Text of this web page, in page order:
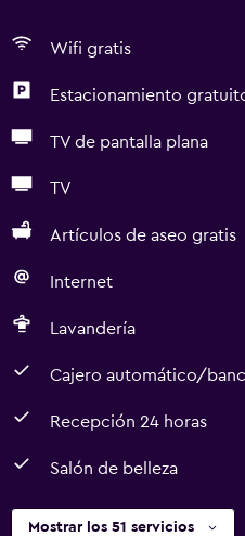
Wifi gratis
Estacionamiento
TV de pantalla plana
TV
Artículos de aseo gratis
Internet
Lavandería
Cajero automático/
Recepción 24 horas
Salón de belleza
Mostrar los 51 servicios